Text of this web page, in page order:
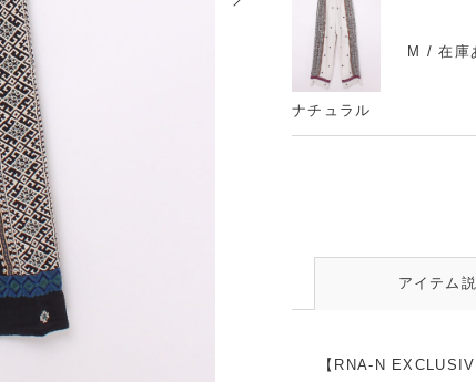
ナチュラル
M / 在庫
アイテム
【RNA-N